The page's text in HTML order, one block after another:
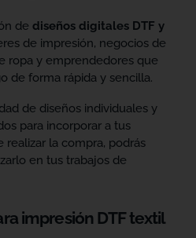
de diseños digitales DTF y
de impresión, negocios de
ropa y emprendedores que
de forma rápida y sencilla.
de diseños individuales y
para incorporar a tus
realizar la compra, podrás
en tus trabajos de
impresión DTF textil